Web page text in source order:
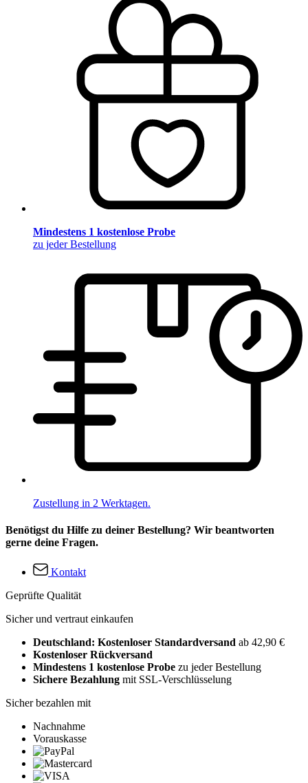
Mindestens 1 kostenlose Probe
zu jeder Bestellung
Zustellung in 2 Werktagen.
Benötigst du Hilfe zu deiner Bestellung? Wir beantworten
gerne deine Fragen.
Kontakt
Geprüfte Qualität
Sicher und vertraut einkaufen
Deutschland: Kostenloser Standardversand ab 42,90 €
Kostenloser Rückversand
Mindestens 1 kostenlose Probe zu jeder Bestellung
Sichere Bezahlung mit SSL-Verschlüsselung
Sicher bezahlen mit
Nachnahme
Vorauskasse